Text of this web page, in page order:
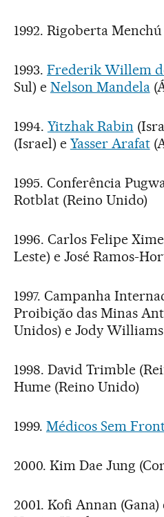
1992. Rigoberta
1993. Frederik Willem
Sul) e Nelson Mandela
1994. Yitzhak Rabin
(Israel) e Yasser Arafat
1995. Conferência
Rotblat (Reino Unido)
1996. Carlos Felipe
Leste) e José Ramos-
1997. Campanha
Proibição das Minas
Unidos) e Jody
1998. David Trimble
Hume (Reino Unido)
1999. Médicos Sem
2000. Kim Dae Jung
2001. Kofi Annan